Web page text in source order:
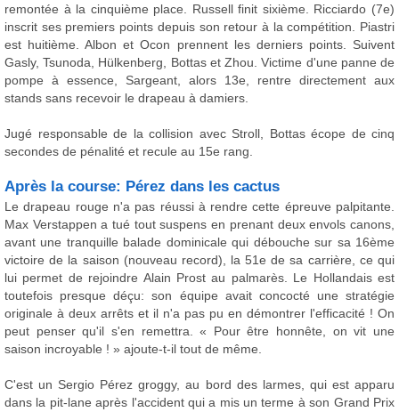
remontée à la cinquième place. Russell finit sixième. Ricciardo (7e)
inscrit ses premiers points depuis son retour à la compétition. Piastri
est huitième. Albon et Ocon prennent les derniers points. Suivent
Gasly, Tsunoda, Hülkenberg, Bottas et Zhou. Victime d'une panne de
pompe à essence, Sargeant, alors 13e, rentre directement aux
stands sans recevoir le drapeau à damiers.
Jugé responsable de la collision avec Stroll, Bottas écope de cinq
secondes de pénalité et recule au 15e rang.
Après la course: Pérez dans les cactus
Le drapeau rouge n'a pas réussi à rendre cette épreuve palpitante.
Max Verstappen a tué tout suspens en prenant deux envols canons,
avant une tranquille balade dominicale qui débouche sur sa 16ème
victoire de la saison (nouveau record), la 51e de sa carrière, ce qui
lui permet de rejoindre Alain Prost au palmarès. Le Hollandais est
toutefois presque déçu: son équipe avait concocté une stratégie
originale à deux arrêts et il n'a pas pu en démontrer l'efficacité ! On
peut penser qu'il s'en remettra. « Pour être honnête, on vit une
saison incroyable ! » ajoute-t-il tout de même.
C'est un Sergio Pérez groggy, au bord des larmes, qui est apparu
dans la pit-lane après l'accident qui a mis un terme à son Grand Prix